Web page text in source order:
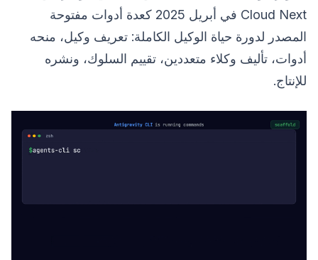
Cloud Next في أبريل 2025 كعدة أدوات مفتوحة
المصدر لدورة حياة الوكيل الكاملة: تعريف وكيل، منحه
أدوات، تأليف وكلاء متعددين، تقييم السلوك، ونشره
للإنتاج.